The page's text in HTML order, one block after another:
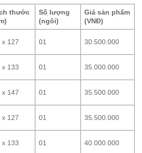
thước
Số lượng
(ngôi)
Giá sản phẩm
(VNĐ)
x 127 01 30.500.000
x 133 01 35.000.000
x 147 01 35.500.000
x 127 01 35.500.000
x 133 01 40.000.000